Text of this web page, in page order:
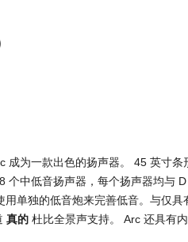
成为一款出色的扬声器。 45 英寸
个中低音扬声器，每个扬声器均与
用单独的低音炮来完善低音。与仅
真的杜比全景声支持。 Arc 还具有